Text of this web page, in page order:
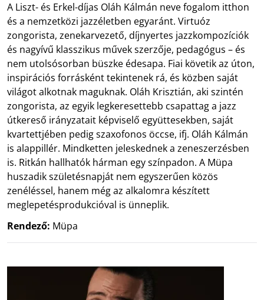
A Liszt- és Erkel-díjas Oláh Kálmán neve fogalom itthon
és a nemzetközi jazzéletben egyaránt. Virtuóz
zongorista, zenekarvezető, díjnyertes jazzkompozíciók
és nagyívű klasszikus művek szerzője, pedagógus – és
nem utolsósorban büszke édesapa. Fiai követik az úton,
inspirációs forrásként tekintenek rá, és közben saját
világot alkotnak maguknak. Oláh Krisztián, aki szintén
zongorista, az egyik legkeresettebb csapattag a jazz
útkereső irányzatait képviselő együttesekben, saját
kvartettjében pedig szaxofonos öccse, ifj. Oláh Kálmán
is alappillér. Mindketten jeleskednek a zeneszerzésben
is. Ritkán hallhatók hárman egy színpadon. A Müpa
huszadik születésnapját nem egyszerűen közös
zenéléssel, hanem még az alkalomra készített
meglepetésprodukcióval is ünneplik.
Rendező: Müpa